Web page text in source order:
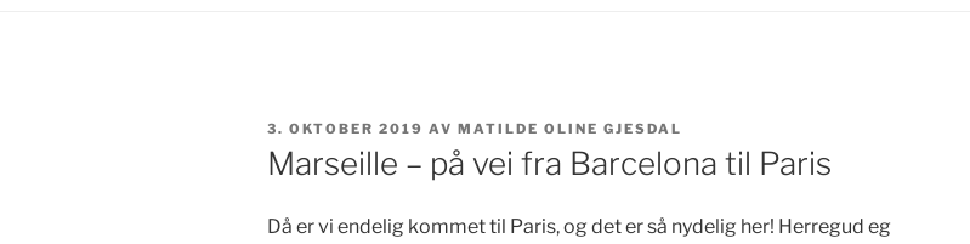
PUBLISERT
3. OKTOBER 2019 AV MATILDE OLINE GJESDAL
Marseille – på vei fra Barcelona til Paris
Då er vi endelig kommet til Paris, og det er så nydelig her! Herregud eg